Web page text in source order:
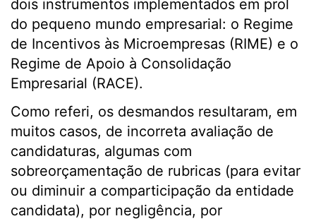
dois instrumentos implementados em prol
do pequeno mundo empresarial: o Regime
de Incentivos às Microempresas (RIME) e o
Regime de Apoio à Consolidação
Empresarial (RACE).
Como referi, os desmandos resultaram, em
muitos casos, de incorreta avaliação de
candidaturas, algumas com
sobreorçamentação de rubricas (para evitar
ou diminuir a comparticipação da entidade
candidata), por negligência, por